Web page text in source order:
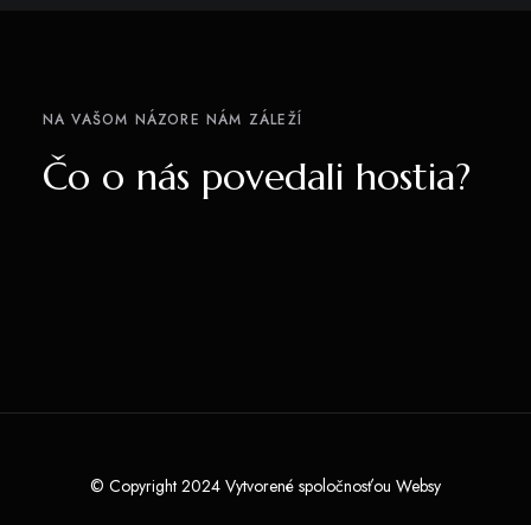
NA VAŠOM NÁZORE NÁM ZÁLEŽÍ
Čo o nás povedali hostia?
© Copyright 2024 Vytvorené spoločnosťou Websy